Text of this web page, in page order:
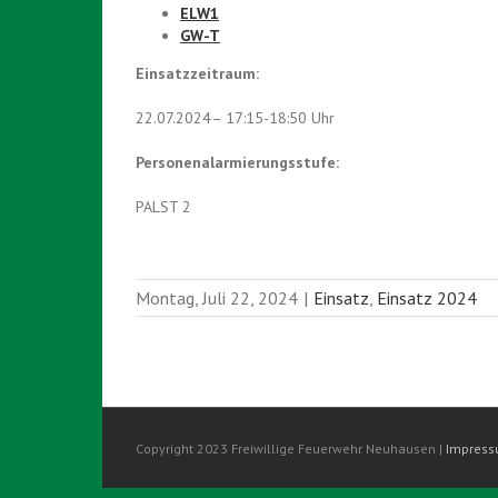
ELW1
GW-T
Einsatzzeitraum:
22.07.2024– 17:15-18:50 Uhr
Personenalarmierungsstufe:
PALST 2
Montag, Juli 22, 2024 | Einsatz, Einsatz 2024
Copyright 2023 Freiwillige Feuerwehr Neuhausen |